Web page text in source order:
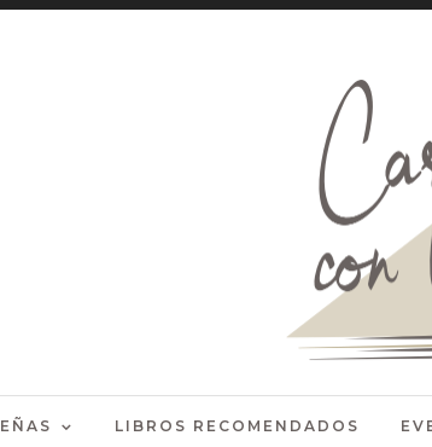
LIBROS RECOMENDADOS